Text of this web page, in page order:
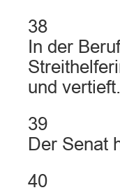
38
In der
und vertieft.
39
Der Senat
40